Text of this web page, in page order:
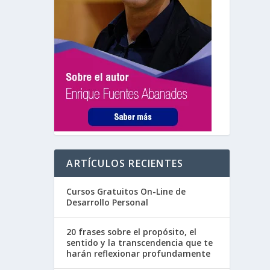
ARTÍCULOS RECIENTES
Cursos Gratuitos On-Line de
Desarrollo Personal
20 frases sobre el propósito, el
sentido y la transcendencia que te
harán reflexionar profundamente